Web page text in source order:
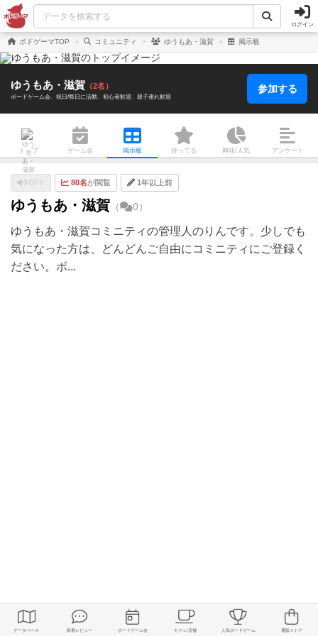
ログイン
ボドゲーマTOP コミュニティ ゆうもあ・滋賀 掲示板
ゆうもあ・滋賀 （2名）
ボードゲーム会 祝日/祭日に活動 初心者歓迎 親子連れ歓迎
参加する
トップ ゲーム会 掲示板 持ってる 興味/人気 アンケート
OFF 80名が閲覧 1年以上前
ゆうもあ・滋賀 （ 0）
ゆうもあ・滋賀コミニティの管理人のりんです。少しでも
気になった方は、どんどんご自由にコミニティにご登録く
ださい。ボ...